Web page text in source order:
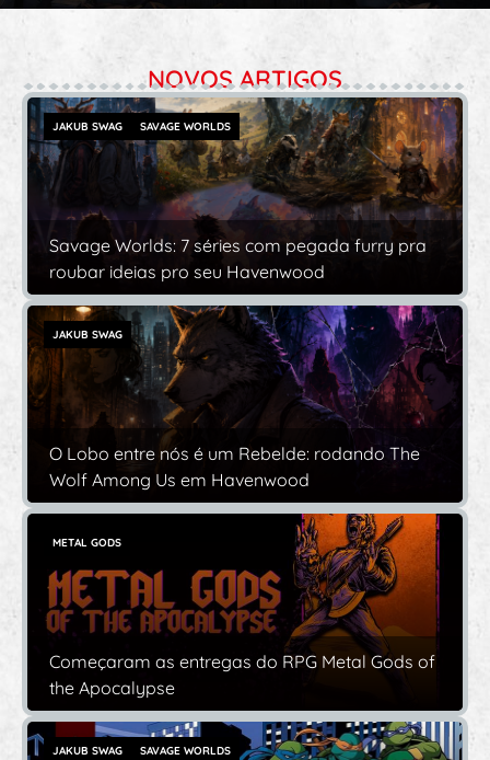
NOVOS ARTIGOS
Savage Worlds: 7 séries com pegada furry pra
roubar ideias pro seu Havenwood
JAKUB SWAG SAVAGE WORLDS
O Lobo entre nós é um Rebelde: rodando The
Wolf Among Us em Havenwood
JAKUB SWAG
Começaram as entregas do RPG Metal Gods of
the Apocalypse
METAL GODS
JAKUB SWAG SAVAGE WORLDS